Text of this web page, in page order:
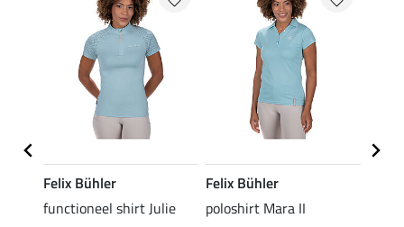
Felix Bühler
functioneel shirt Julie
Felix Bühler
poloshirt Mara II